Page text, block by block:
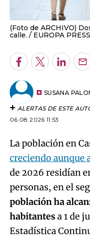
(Foto de ARCHIVO)
calle.
EUROPA PRESS
Facebook
Twitter
SUSANA
ALERTAS DE ESTE
06.08.2026 11:53
La población en
creciendo aunque
de 2026 residían
personas, en el
población ha
habitantesa 1 de
Estadística